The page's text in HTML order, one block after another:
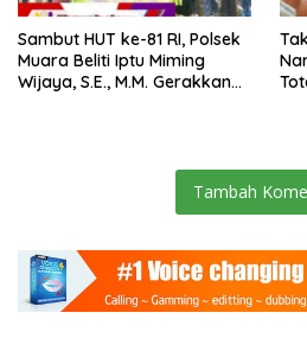
Sambut HUT ke-81 RI, Polsek
Muara Beliti Iptu Miming
Wijaya, S.E., M.M. Gerakkan
Tambah